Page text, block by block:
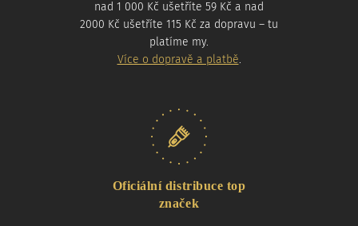
nad 1 000 Kč ušetříte 59 Kč a nad
2000 Kč ušetříte 115 Kč za dopravu – tu
platíme my.
Více o dopravě a platbě.
Oficiální distribuce top
značek